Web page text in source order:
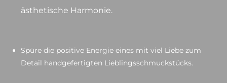
ästhetische Harmonie.
Spüre die positive Energie eines mit viel Liebe zum
Detail handgefertigten Lieblingsschmuckstücks.